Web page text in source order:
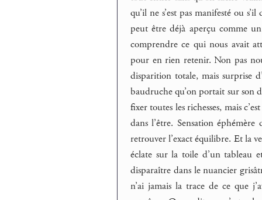
qu’il ne s’est pas manifesté ou
peut être déjà aperçu comme
comprendre ce qui nous avait
pour en rien retenir. Non pas
disparition totale, mais surprise
baudruche qu’on portait sur son
fixer toutes les richesses, mais
dans l’être. Sensation
retrouver l’exact équilibre. Et la
éclate sur la toile d’un tableau
disparaître dans le nuancier
n’ai jamais la trace de ce que